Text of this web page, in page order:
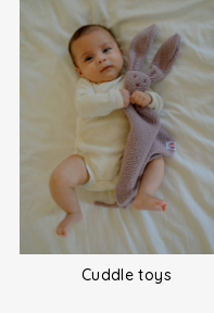
Cuddle toys